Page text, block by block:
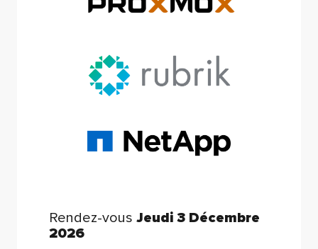
Rendez-vousJeudi 3 Décembre
2026